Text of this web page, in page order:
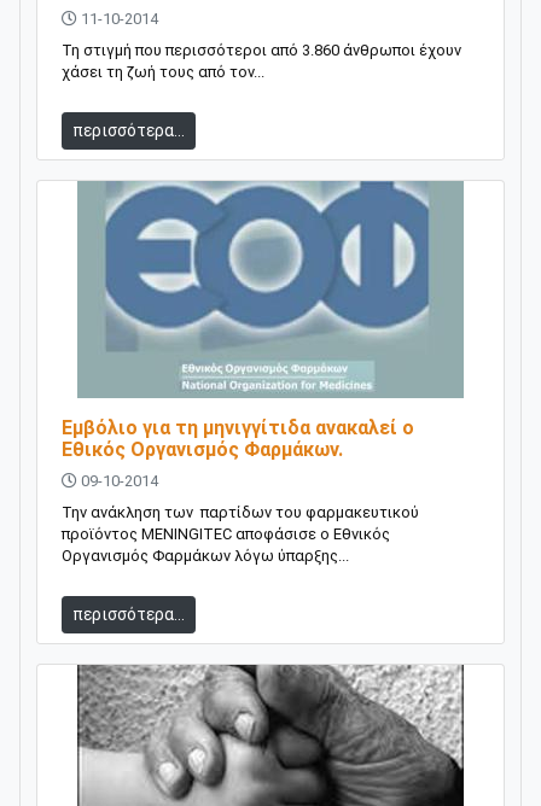
11-10-2014
Τη στιγμή που περισσότεροι από 3.860 άνθρωποι έχουν
χάσει τη ζωή τους από τον...
περισσότερα...
Εμβόλιο για τη μηνιγγίτιδα ανακαλεί ο
Εθικός Οργανισμός Φαρμάκων.
09-10-2014
Την ανάκληση των παρτίδων του φαρμακευτικού
προϊόντος ΜENINGITEC αποφάσισε ο Εθνικός
Οργανισμός Φαρμάκων λόγω ύπαρξης...
περισσότερα...